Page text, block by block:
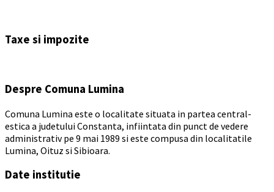
calendar
Taxe si impozite
Despre Comuna Lumina
Comuna Lumina este o localitate situata in partea central-
estica a judetului Constanta, infiintata din punct de vedere
administrativ pe 9 mai 1989 si este compusa din localitatile
Lumina, Oituz si Sibioara.
Date institutie